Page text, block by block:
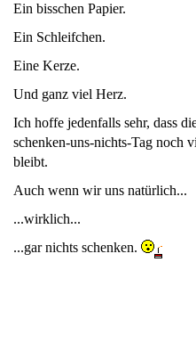
Ein bisschen Papier.
Ein Schleifchen.
Eine Kerze.
Und ganz viel Herz.
Ich hoffe jedenfalls sehr, dass
schenken-uns-nichts-Tag noch
bleibt.
Auch wenn wir uns natürlich...
...wirklich...
...gar nichts schenken.